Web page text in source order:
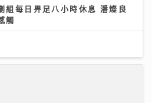
組每日畀足八小時休息 潘燦良
觸